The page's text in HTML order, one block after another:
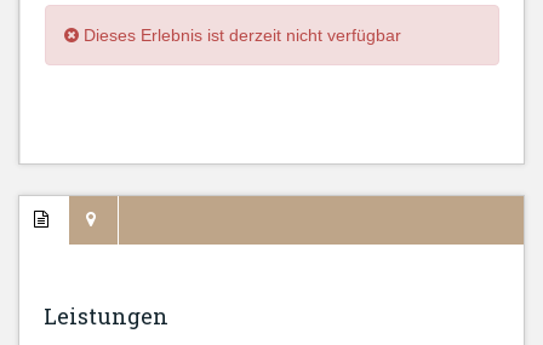
Dieses Erlebnis ist derzeit nicht verfügbar
Leistungen